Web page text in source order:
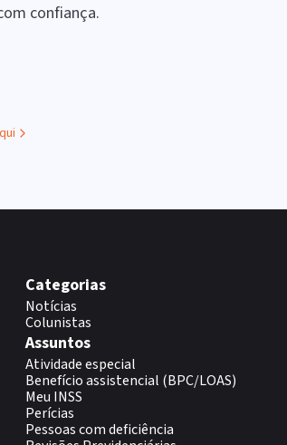
confiança.
Categorias
Notícias
Colunistas
Assuntos
Atividade especial
Benefício assistencial (BPC/LOAS)
Meu INSS
Perícias
Pessoas com deficiência